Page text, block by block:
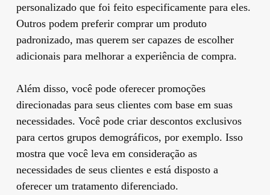
personalizado que foi feito especificamente para eles.
Outros podem preferir comprar um produto
padronizado, mas querem ser capazes de escolher
adicionais para melhorar a experiência de compra.
Além disso, você pode oferecer promoções
direcionadas para seus clientes com base em suas
necessidades. Você pode criar descontos exclusivos
para certos grupos demográficos, por exemplo. Isso
mostra que você leva em consideração as
necessidades de seus clientes e está disposto a
oferecer um tratamento diferenciado.